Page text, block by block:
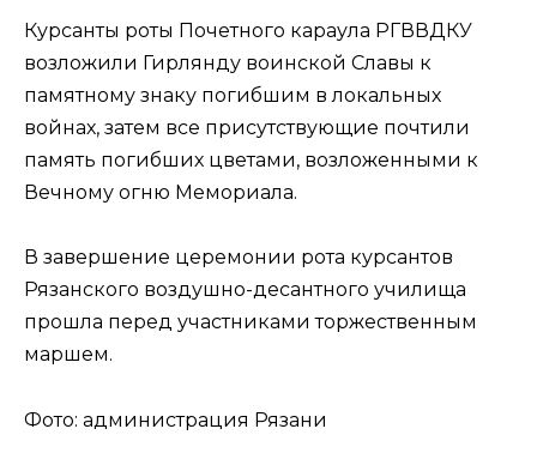
Курсанты роты Почетного караула РГВВДКУ
возложили Гирлянду воинской Славы к
памятному знаку погибшим в локальных
войнах, затем все присутствующие почтили
память погибших цветами, возложенными к
Вечному огню Мемориала.
В завершение церемонии рота курсантов
Рязанского воздушно-десантного училища
прошла перед участниками торжественным
маршем.
Фото: администрация Рязани